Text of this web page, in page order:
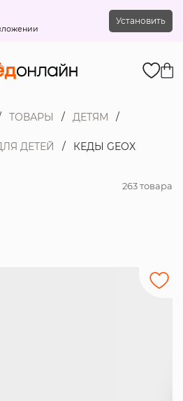
Установить
ТОВАРЫ
ДЕТЯМ
ДЕТЕЙ
КЕДЫ GEOX
263 товара